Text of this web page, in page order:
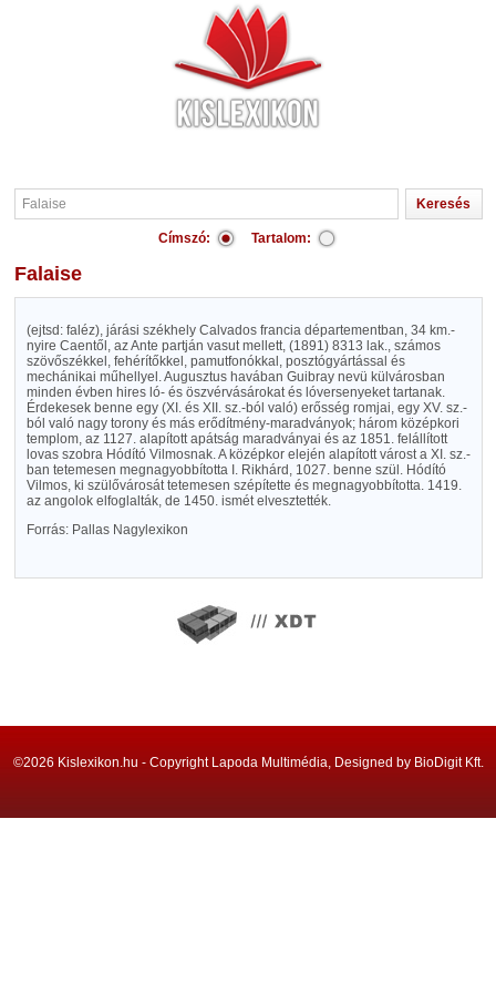
Címszó: Tartalom:
Falaise
(ejtsd: faléz), járási székhely Calvados francia départementban, 34 km.-
nyire Caentől, az Ante partján vasut mellett, (1891) 8313 lak., számos
szövőszékkel, fehérítőkkel, pamutfonókkal, posztógyártással és
mechánikai műhellyel. Augusztus havában Guibray nevü külvárosban
minden évben hires ló- és öszvérvásárokat és lóversenyeket tartanak.
Érdekesek benne egy (XI. és XII. sz.-ból való) erősség romjai, egy XV. sz.-
ból való nagy torony és más erődítmény-maradványok; három középkori
templom, az 1127. alapított apátság maradványai és az 1851. felállított
lovas szobra Hódító Vilmosnak. A középkor elején alapított várost a XI. sz.-
ban tetemesen megnagyobbította I. Rikhárd, 1027. benne szül. Hódító
Vilmos, ki szülővárosát tetemesen szépítette és megnagyobbította. 1419.
az angolok elfoglalták, de 1450. ismét elvesztették.
Forrás: Pallas Nagylexikon
©2026 Kislexikon.hu - Copyright Lapoda Multimédia, Designed by BioDigit Kft.